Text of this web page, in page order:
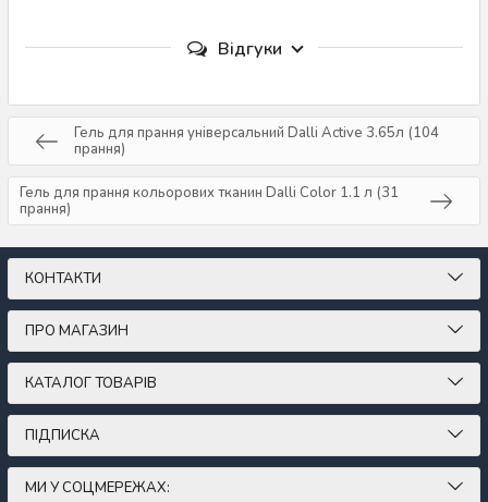
Відгуки
Гель для прання універсальний Dalli Active 3.65л (104
прання)
Гель для прання кольорових тканин Dalli Color 1.1 л (31
прання)
КОНТАКТИ
ПРО МАГАЗИН
КАТАЛОГ ТОВАРІВ
ПІДПИСКА
МИ У СОЦМЕРЕЖАХ: